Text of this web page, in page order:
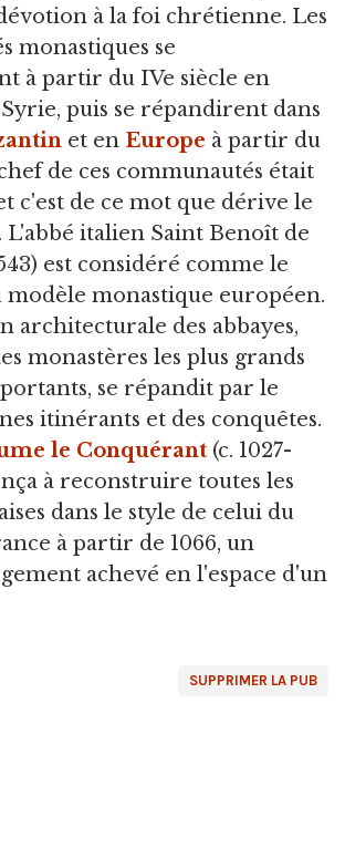
à la foi chrétienne. Les
monastiques se
à partir du IVe siècle en
puis se répandirent dans
et en Europe à partir du
de ces communautés était
c'est de ce mot que dérive le
L'abbé italien Saint Benoît de
est considéré comme le
monastique européen.
architecturale des abbayes,
monastères les plus grands
se répandit par le
itinérants et des conquêtes.
le Conquérant (c. 1027-
à reconstruire toutes les
dans le style de celui du
à partir de 1066, un
achevé en l'espace d'un
SUPPRIMER LA PUB